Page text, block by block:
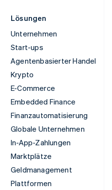
Lösungen
Unternehmen
Start-ups
Agentenbasierter Handel
Krypto
E-Commerce
Embedded Finance
Finanzautomatisierung
Globale Unternehmen
In-App-Zahlungen
Marktplätze
Geldmanagement
Plattformen